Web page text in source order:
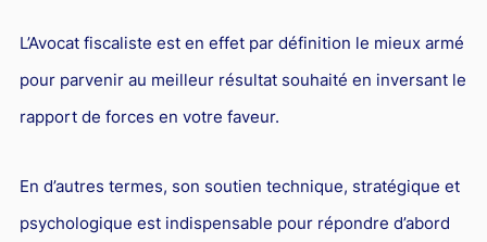
L’Avocat fiscaliste est en effet par définition le mieux armé
pour parvenir au meilleur résultat souhaité en inversant le
rapport de forces en votre faveur.
En d’autres termes, son soutien technique, stratégique et
psychologique est indispensable pour répondre d’abord